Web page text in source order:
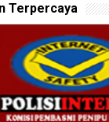
Terpercaya